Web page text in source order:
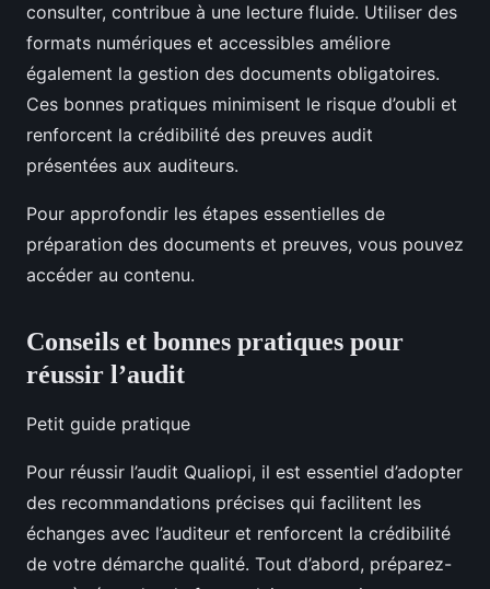
consulter, contribue à une lecture fluide. Utiliser des
formats numériques et accessibles améliore
également la gestion des documents obligatoires.
Ces bonnes pratiques minimisent le risque d’oubli et
renforcent la crédibilité des preuves audit
présentées aux auditeurs.
Pour approfondir les étapes essentielles de
préparation des documents et preuves, vous pouvez
accéder au contenu.
Conseils et bonnes pratiques pour
réussir l’audit
Petit guide pratique
Pour réussir l’audit Qualiopi, il est essentiel d’adopter
des recommandations précises qui facilitent les
échanges avec l’auditeur et renforcent la crédibilité
de votre démarche qualité. Tout d’abord, préparez-